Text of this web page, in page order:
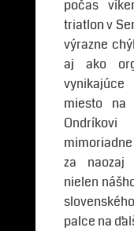
počas
triatlon v
výrazne
aj ako
miesto na
za naozaj
nielen
palce na